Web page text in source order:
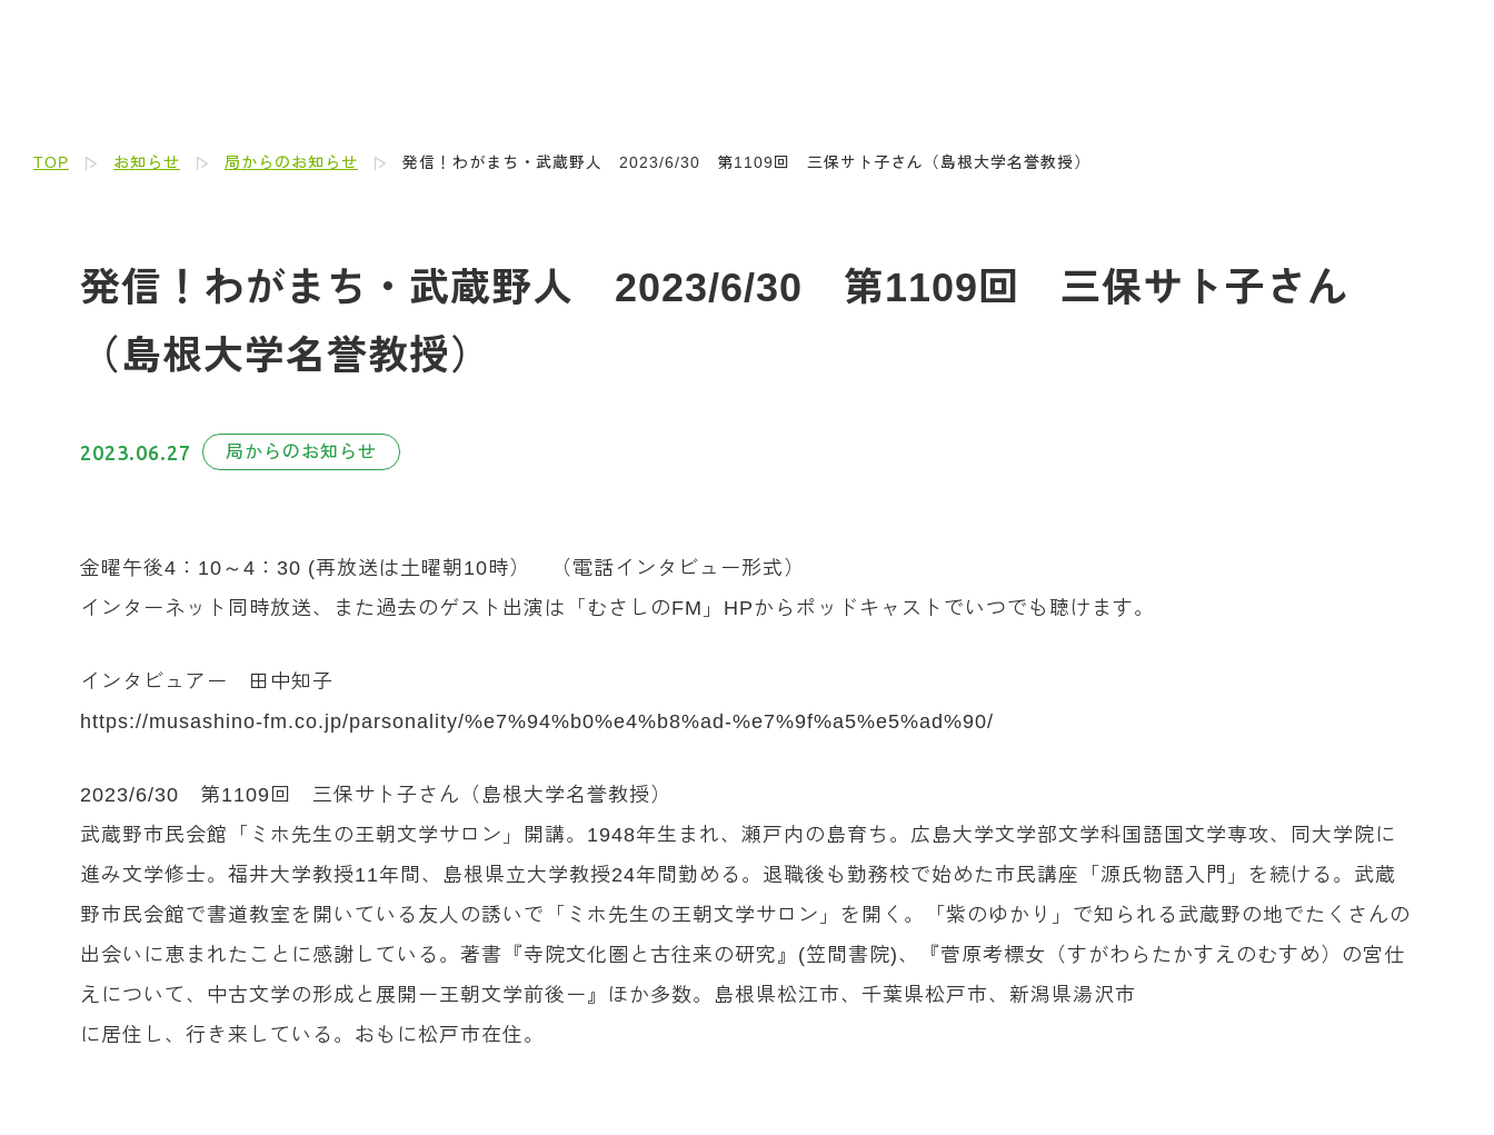
TOP お知らせ 局からのお知らせ 発信！わがまち・武蔵野人 2023/6/30 第1109回 三保サト子さん（島根大学名誉教授）
発信！わがまち・武蔵野人 2023/6/30 第1109回 三保サト子さん
（島根大学名誉教授）
2023.06.27 局からのお知らせ
金曜午後4：10～4：30 (再放送は土曜朝10時） （電話インタビュー形式）
インターネット同時放送、また過去のゲスト出演は「むさしのFM」HPからポッドキャストでいつでも聴けます。
インタビュアー 田中知子
https://musashino-fm.co.jp/parsonality/%e7%94%b0%e4%b8%ad-%e7%9f%a5%e5%ad%90/
2023/6/30 第1109回 三保サト子さん（島根大学名誉教授）
武蔵野市民会館「ミホ先生の王朝文学サロン」開講。1948年生まれ、瀬戸内の島育ち。広島大学文学部文学科国語国文学専攻、同大学院に
進み文学修士。福井大学教授11年間、島根県立大学教授24年間勤める。退職後も勤務校で始めた市民講座「源氏物語入門」を続ける。武蔵
野市民会館で書道教室を開いている友人の誘いで「ミホ先生の王朝文学サロン」を開く。「紫のゆかり」で知られる武蔵野の地でたくさんの
出会いに恵まれたことに感謝している。著書『寺院文化圏と古往来の研究』(笠間書院)、『菅原考標女（すがわらたかすえのむすめ）の宮仕
えについて、中古文学の形成と展開ー王朝文学前後ー』ほか多数。島根県松江市、千葉県松戸市、新潟県湯沢市
に居住し、行き来している。おもに松戸市在住。